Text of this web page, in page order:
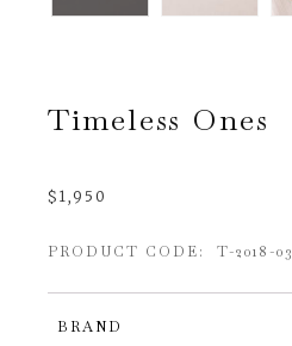
Timeless Ones
$ 1,950
PRODUCT CODE: T-2018-03
BRAND